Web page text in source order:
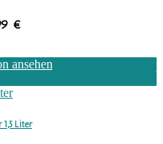
€
ansehen
1,5 Liter